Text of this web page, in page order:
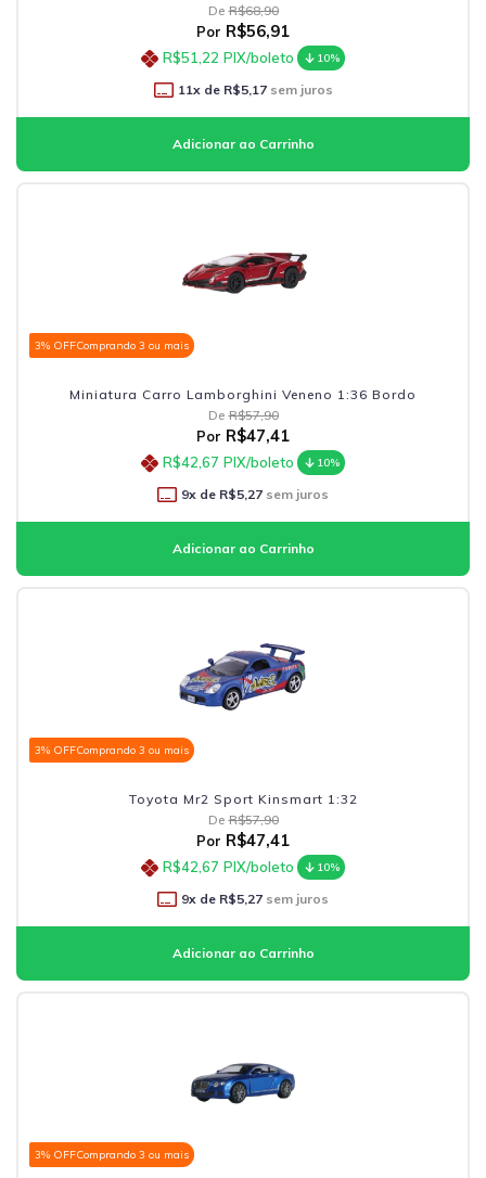
De R$68,90
Por R$56,91
R$51,22 PIX/boleto 10%
11x de R$5,17sem juros
3% OFFComprando 3 ou mais
Miniatura Carro Lamborghini Veneno 1:36 Bordo
De R$57,90
Por R$47,41
R$42,67 PIX/boleto 10%
9x de R$5,27 sem juros
3% OFFComprando 3 ou mais
Toyota Mr2 Sport Kinsmart 1:32
De R$57,90
Por R$47,41
R$42,67 PIX/boleto 10%
9x de R$5,27 sem juros
3% OFFComprando 3 ou mais